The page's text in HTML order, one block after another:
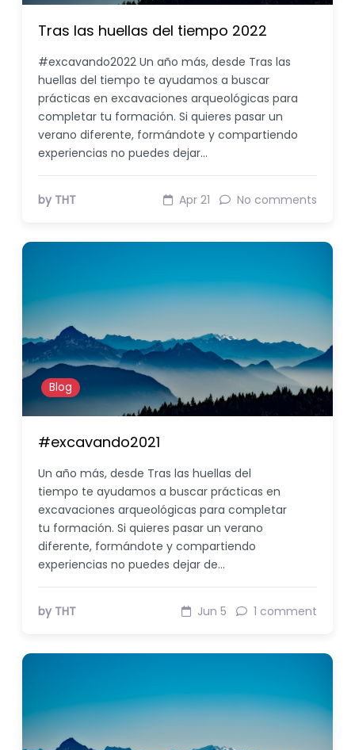
Tras las huellas del tiempo 2022
#excavando2022 Un año más, desde Tras las
huellas del tiempo te ayudamos a buscar
prácticas en excavaciones arqueológicas para
completar tu formación. Si quieres pasar un
verano diferente, formándote y compartiendo
experiencias no puedes dejar…
by THT Apr 21 No comments
Blog
#excavando2021
Un año más, desde Tras las huellas del
tiempo te ayudamos a buscar prácticas en
excavaciones arqueológicas para completar
tu formación. Si quieres pasar un verano
diferente, formándote y compartiendo
experiencias no puedes dejar de…
by THT Jun 5 1 comment